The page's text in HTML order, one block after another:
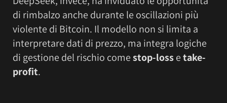
di rimbalzo anche durante le oscillazioni più
violente di Bitcoin. Il modello non si limita a
interpretare dati di prezzo, ma integra logiche
di gestione del rischio comestop-lossetake-
profit.